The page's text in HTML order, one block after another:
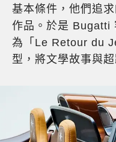
基本條件，他們追
作品。於是 Bugatti
為「Le Retour du
型，將文學故事與